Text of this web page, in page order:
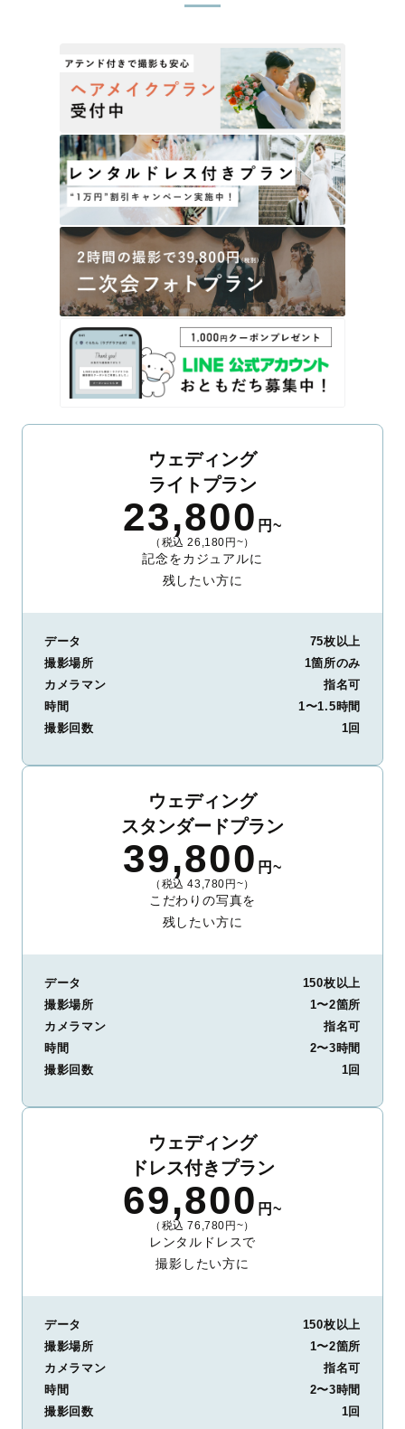
ます。創業10年のノウハウを活かし、思い出に残る素敵な撮影体
丁寧なレタッチで思い出を美しく仕上げます
撮影後は、独自の編集技術で写真の明るさや色合いを丁寧に調
整。自然な雰囲気を残しつつも、おしゃれで洗練された仕上がり
に。きっと「こんな写真を撮ってほしかった！」と思える一枚に
出会えます。まずは、ラブグラフの撮影事例をご覧ください。
ウェディング
ライトプラン
23,800 円~
（税込 26,180円~）
記念をカジュアルに
残したい方に
データ
75枚以上
撮影場所
1箇所のみ
カメラマン
指名可
時間
1〜1.5時間
撮影回数
1回
ウェディング
スタンダードプラン
39,800 円~
（税込 43,780円~）
こだわりの写真を
残したい方に
データ
150枚以上
撮影場所
1〜2箇所
カメラマン
指名可
時間
2〜3時間
撮影回数
1回
ウェディング
ドレス付きプラン
69,800 円~
（税込 76,780円~）
レンタルドレスで
撮影したい方に
データ
150枚以上
撮影場所
1〜2箇所
カメラマン
指名可
時間
2〜3時間
撮影回数
1回